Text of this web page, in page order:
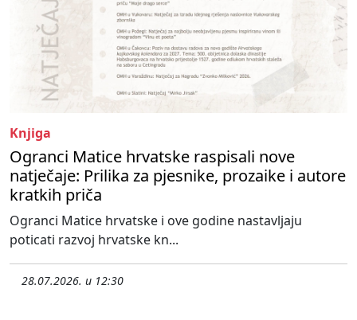
Knjiga
Ogranci Matice hrvatske raspisali nove
natječaje: Prilika za pjesnike, prozaike i autore
kratkih priča
Ogranci Matice hrvatske i ove godine nastavljaju
poticati razvoj hrvatske kn...
28.07.2026. u 12:30